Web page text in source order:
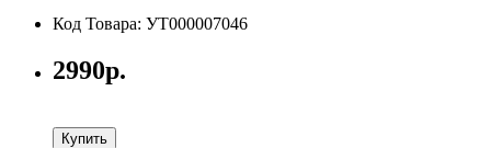
Код Товара: УТ000007046
2990р.
Купить